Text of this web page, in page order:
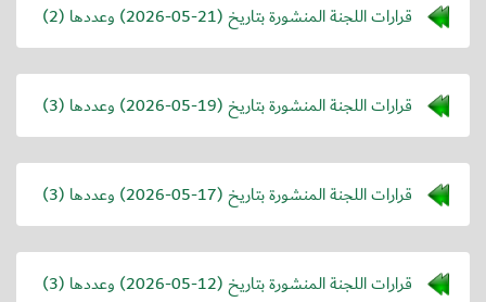
قرارات اللجنة المنشورة بتاريخ (2026-05-21) وعددها (2)
قرارات اللجنة المنشورة بتاريخ (2026-05-19) وعددها (3)
قرارات اللجنة المنشورة بتاريخ (2026-05-17) وعددها (3)
قرارات اللجنة المنشورة بتاريخ (2026-05-12) وعددها (3)